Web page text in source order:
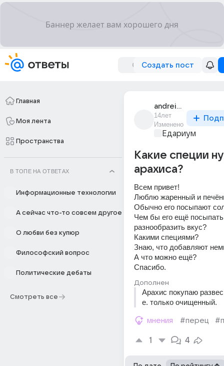
Создать пост
Главная
Моя лента
Пространства
В ТОПЕ НА ОТВЕТАХ
Информационные технологии
А сейчас что-то совсем другое
О любви без купюр
Философский вопрос
Политические дебаты
Смотреть все
andrei_1282
14лет
Изменено
Едариум
Какие специи
арахиса?
Всем привет!
Люблю жаренный и
Обычно его посыпают
Чем бы его ещё
разнообразить вкус?
Какими специями?
Знаю, что добавляют
А что можно ещё?
Спасибо.
Дополнен
Арахис покупаю
е. только очищенный.
мнения #перец
1 4